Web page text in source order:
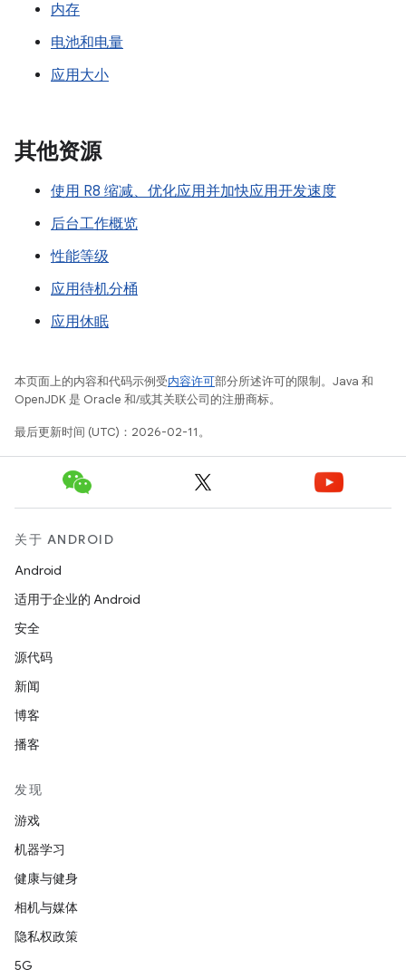
内存
电池和电量
应用大小
其他资源
使用 R8 缩减、优化应用并加快应用开发速度
后台工作概览
性能等级
应用待机分桶
应用休眠
本页面上的内容和代码示例受内容许可部分所述许可的限制。Java 和
OpenJDK 是 Oracle 和/或其关联公司的注册商标。
最后更新时间 (UTC)：2026-02-11。
关于 ANDROID
Android
适用于企业的 Android
安全
源代码
新闻
博客
播客
发现
游戏
机器学习
健康与健身
相机与媒体
隐私权政策
5G